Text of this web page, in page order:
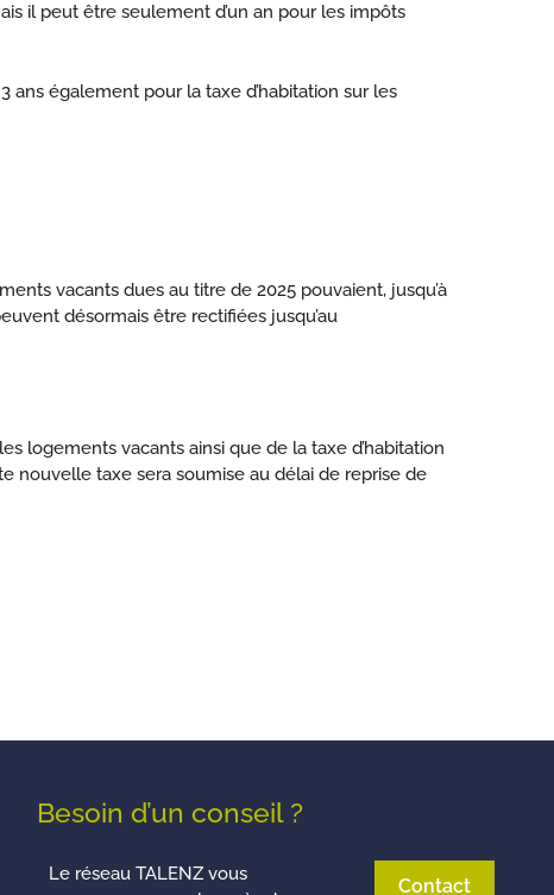
il peut être seulement d’un an pour les impôts
ans également pour la taxe d’habitation sur les
vacants dues au titre de 2025 pouvaient, jusqu’à
désormais être rectifiées jusqu’au
logements vacants ainsi que de la taxe d’habitation
nouvelle taxe sera soumise au délai de reprise de
Besoin d’un conseil ?
Le réseau TALENZ vous
Contact